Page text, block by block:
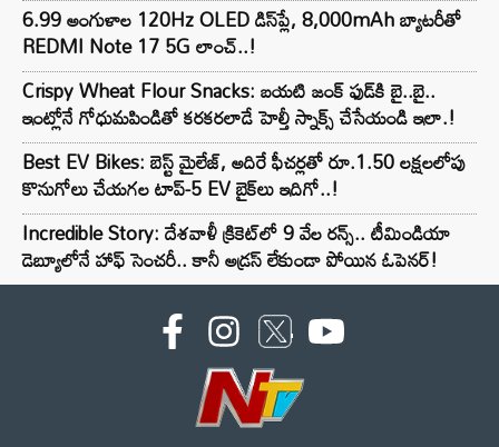
6.99 అంగుళాల 120Hz OLED డిస్‌ప్లే, 8,000mAh బ్యాటరీతో
REDMI Note 17 5G లాంచ్..!
Crispy Wheat Flour Snacks: బయటి జంక్ ఫుడ్‌కి బై..బై..
ఇంట్లోనే గోధుమపిండితో కరకరలాడే హెల్తీ స్నాక్స్ చేసేయండి ఇలా.!
Best EV Bikes: బెస్ట్ మైలేజ్, అదిరే ఫీచర్లతో రూ.1.50 లక్షలలోపు
కొనుగోలు చేయగల టాప్-5 EV బైక్‌లు ఇదిగో..!
Incredible Story: దేశవాళీ క్రికెట్‌లో 9 వేల రన్స్.. టీమిండియా
డెబ్యూలోనే హాఫ్ సెంచరీ.. కానీ అడ్రస్ లేకుండా పోయిన ఓపెనర్!